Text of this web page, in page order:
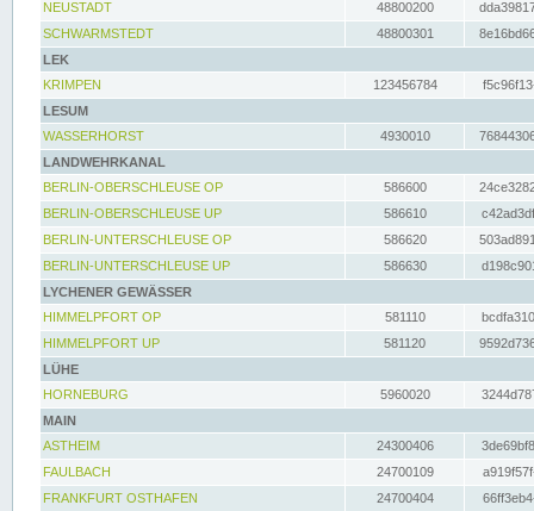
NEUSTADT
48800200
SCHWARMSTEDT
48800301
LEK
KRIMPEN
123456784
LESUM
WASSERHORST
4930010
LANDWEHRKANAL
BERLIN-OBERSCHLEUSE OP
586600
BERLIN-OBERSCHLEUSE UP
586610
BERLIN-UNTERSCHLEUSE OP
586620
BERLIN-UNTERSCHLEUSE UP
586630
LYCHENER GEWÄSSER
HIMMELPFORT OP
581110
HIMMELPFORT UP
581120
LÜHE
HORNEBURG
5960020
MAIN
ASTHEIM
24300406
FAULBACH
24700109
FRANKFURT OSTHAFEN
24700404